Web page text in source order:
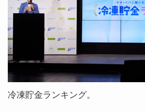
冷凍貯金ランキング。